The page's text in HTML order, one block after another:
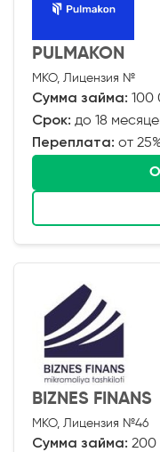
PULMAKON
МКО, Лицензия №
Сумма займа: 100
Срок: до 18
Переплата: от
BIZNES FINANS
МКО, Лицензия №46
Сумма займа: 200